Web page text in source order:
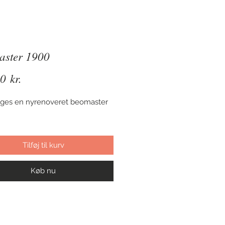
1900
kr.
en nyrenoveret beomaster
Tilføj til kurv
Køb nu